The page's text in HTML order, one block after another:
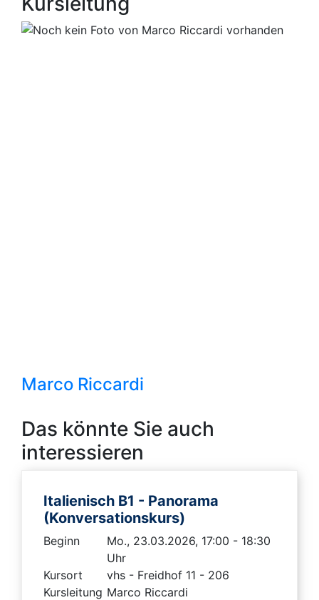
Marco Riccardi
Das könnte Sie auch
interessieren
Italienisch B1 - Panorama
(Konversationskurs)
Beginn
Mo., 23.03.2026, 17:00 - 18:30
Uhr
Kursort
vhs - Freidhof 11 - 206
Kursleitung Marco Riccardi